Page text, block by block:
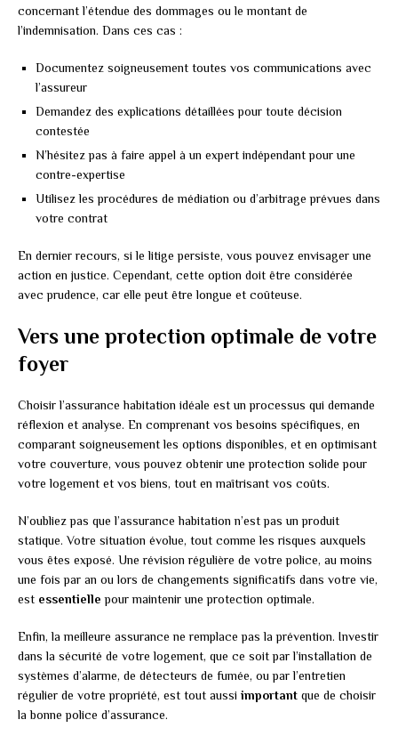
concernant l’étendue des dommages ou le montant de
l’indemnisation. Dans ces cas :
Documentez soigneusement toutes vos communications avec
l’assureur
Demandez des explications détaillées pour toute décision
contestée
N’hésitez pas à faire appel à un expert indépendant pour une
contre-expertise
Utilisez les procédures de médiation ou d’arbitrage prévues dans
votre contrat
En dernier recours, si le litige persiste, vous pouvez envisager une
action en justice. Cependant, cette option doit être considérée
avec prudence, car elle peut être longue et coûteuse.
Vers une protection optimale de votre
foyer
Choisir l’assurance habitation idéale est un processus qui demande
réflexion et analyse. En comprenant vos besoins spécifiques, en
comparant soigneusement les options disponibles, et en optimisant
votre couverture, vous pouvez obtenir une protection solide pour
votre logement et vos biens, tout en maîtrisant vos coûts.
N’oubliez pas que l’assurance habitation n’est pas un produit
statique. Votre situation évolue, tout comme les risques auxquels
vous êtes exposé. Une révision régulière de votre police, au moins
une fois par an ou lors de changements significatifs dans votre vie,
est essentielle pour maintenir une protection optimale.
Enfin, la meilleure assurance ne remplace pas la prévention. Investir
dans la sécurité de votre logement, que ce soit par l’installation de
systèmes d’alarme, de détecteurs de fumée, ou par l’entretien
régulier de votre propriété, est tout aussi important que de choisir
la bonne police d’assurance.